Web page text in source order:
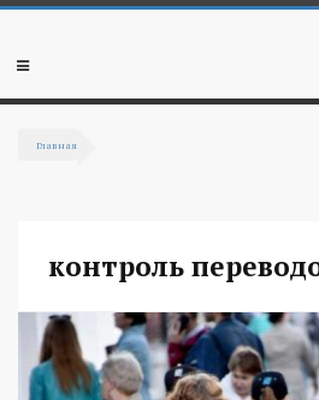
Перейти к основному содержанию
Мобильное
Главная
контроль